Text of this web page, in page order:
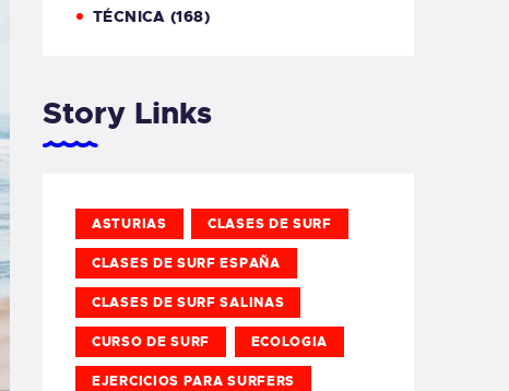
TÉCNICA (168)
Story Links
ASTURIAS CLASES DE SURF
CLASES DE SURF ESPAÑA
CLASES DE SURF SALINAS
CURSO DE SURF ECOLOGIA
EJERCICIOS PARA SURFERS